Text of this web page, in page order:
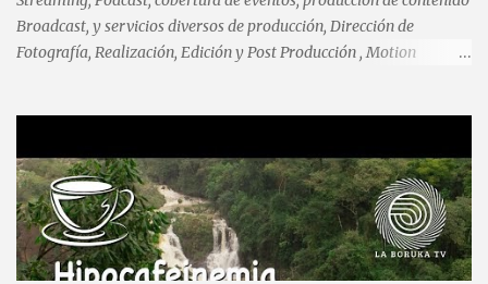
Broadcast, y servicios diversos de producción, Dirección de
Fotografía, Realización, Edición y Post Producción , Motion